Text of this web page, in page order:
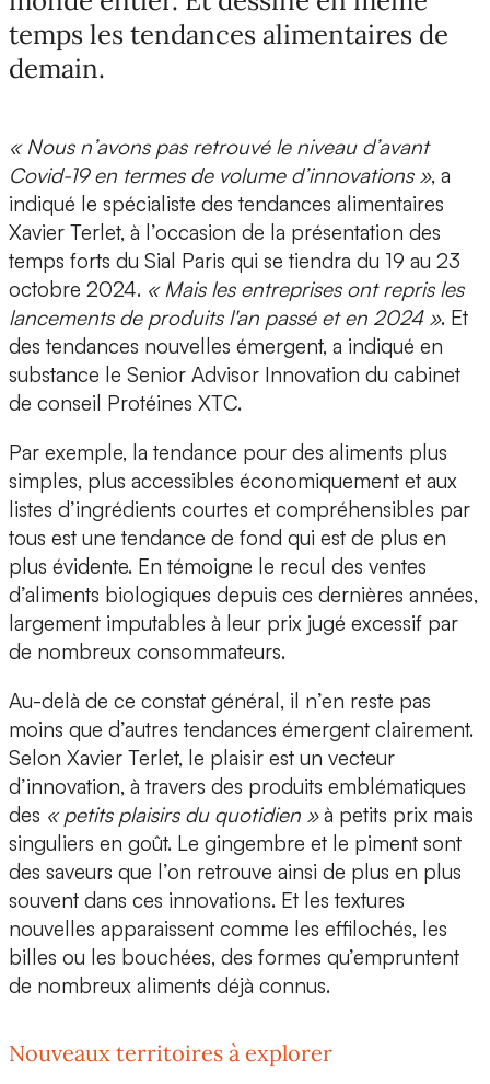
temps les tendances alimentaires de
demain.
« Nous n’avons pas retrouvé le niveau d’avant
Covid-19 en termes de volume d’innovations », a
indiqué le spécialiste des tendances alimentaires
Xavier Terlet, à l’occasion de la présentation des
temps forts du Sial Paris qui se tiendra du 19 au 23
octobre 2024. « Mais les entreprises ont repris les
lancements de produits l'an passé et en 2024 ». Et
des tendances nouvelles émergent, a indiqué en
substance le Senior Advisor Innovation du cabinet
de conseil Protéines XTC.
Par exemple, la tendance pour des aliments plus
simples, plus accessibles économiquement et aux
listes d’ingrédients courtes et compréhensibles par
tous est une tendance de fond qui est de plus en
plus évidente. En témoigne le recul des ventes
d’aliments biologiques depuis ces dernières années,
largement imputables à leur prix jugé excessif par
de nombreux consommateurs.
Au-delà de ce constat général, il n’en reste pas
moins que d’autres tendances émergent clairement.
Selon Xavier Terlet, le plaisir est un vecteur
d’innovation, à travers des produits emblématiques
des « petits plaisirs du quotidien »à petits prix mais
singuliers en goût. Le gingembre et le piment sont
des saveurs que l’on retrouve ainsi de plus en plus
souvent dans ces innovations. Et les textures
nouvelles apparaissent comme les effilochés, les
billes ou les bouchées, des formes qu’empruntent
de nombreux aliments déjà connus.
Nouveaux territoires à explorer